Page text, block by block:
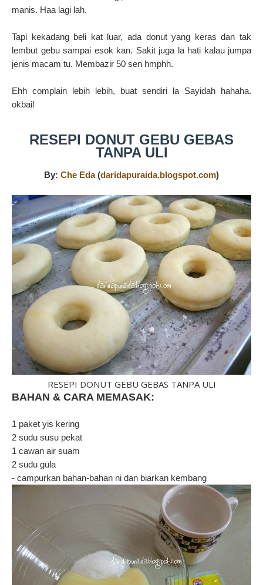
manis. Haa lagi lah.
Tapi kekadang beli kat luar, ada donut yang keras dan tak
lembut gebu sampai esok kan. Sakit juga la hati kalau jumpa
jenis macam tu. Membazir 50 sen hmphh.
Ehh complain lebih lebih, buat sendiri la Sayidah hahaha.
okbai!
RESEPI DONUT GEBU GEBAS
TANPA ULI
By: Che Eda(daridapuraida.blogspot.com)
RESEPI DONUT GEBU GEBAS TANPA ULI
BAHAN & CARA MEMASAK:
1 paket yis kering
2 sudu susu pekat
1 cawan air suam
2 sudu gula
- campurkan bahan-bahan ni dan biarkan kembang